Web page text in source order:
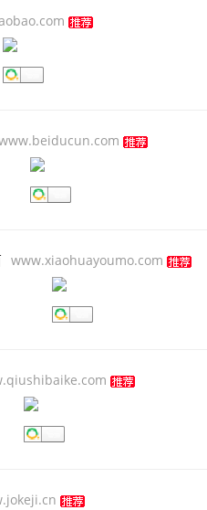
www.xiaohuayoumo.com